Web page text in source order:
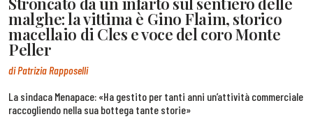
malghe: la vittima è Gino Flaim, storico
macellaio di Cles e voce del coro Monte
Peller
di Patrizia Rapposelli
La sindaca Menapace: «Ha gestito per tanti anni un’attività commerciale
raccogliendo nella sua bottega tante storie»